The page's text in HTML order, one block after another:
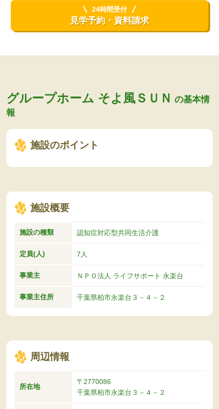
24時間受付
見学予約・資料請求
グループホーム そよ風ＳＵＮ の基本情
報
施設のポイント
施設概要
施設の種類 認知症対応型共同生活介護
定員(人) 7人
事業主 ＮＰＯ法人 ライフサポート 永楽台
事業主住所 千葉県柏市永楽台３－４－２
周辺情報
所在地
〒2770086
千葉県柏市永楽台３－４－２